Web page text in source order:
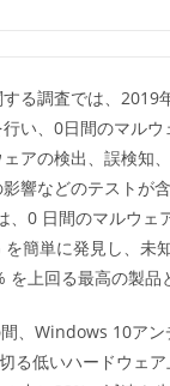
る調査では、2019
い、0日間のマルウ
アの検出、誤検知
響などのテストが
0 日間のマルウェ
簡単に発見し、未
上回る最高の製品
、Windows 10ア
る低いハードウェ